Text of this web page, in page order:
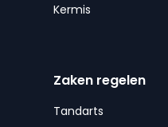
Kermis
Zaken regelen
Tandarts